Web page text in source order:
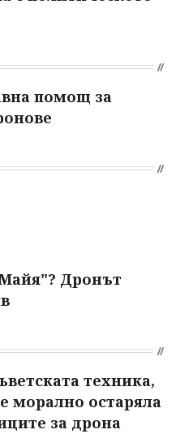
помощ за
Дронът
техника,
морално остаряла
за дрона